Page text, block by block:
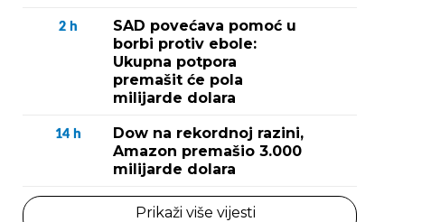
2 h
SAD povećava pomoć u
borbi protiv ebole:
Ukupna potpora
premašit će pola
milijarde dolara
14 h
Dow na rekordnoj razini,
Amazon premašio 3.000
milijarde dolara
Prikaži više vijesti